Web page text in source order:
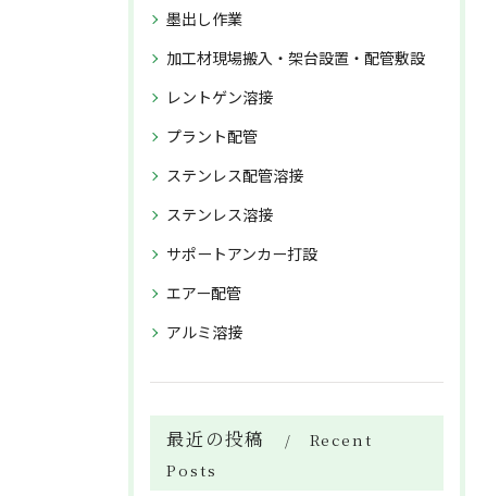
墨出し作業
加工材現場搬入・架台設置・配管敷設
レントゲン溶接
プラント配管
ステンレス配管溶接
ステンレス溶接
サポートアンカー打設
エアー配管
アルミ溶接
最近の投稿
Recent
Posts